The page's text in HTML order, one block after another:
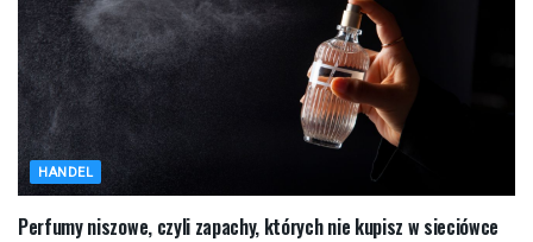
HANDEL
Perfumy niszowe, czyli zapachy, których nie kupisz w sieciówce